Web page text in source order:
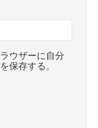
ウザーに自分
保存する。